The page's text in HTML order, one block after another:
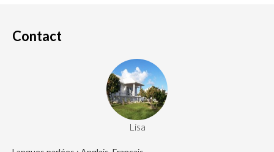
Contact
Lisa